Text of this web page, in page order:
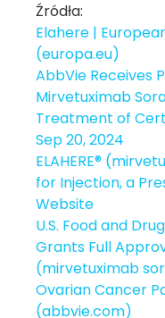
Źródła:
Elahere |
(europa.eu)
AbbVie Receives
Mirvetuximab
Treatment of
Sep 20, 2024
ELAHERE®
for Injection, a
Website
U.S. Food and
Grants Full
(mirvetuximab
Ovarian Cancer
(abbvie.com)